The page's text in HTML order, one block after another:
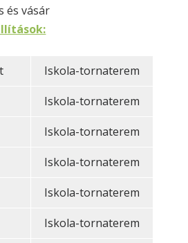
és vásár
Iskola-tornaterem
Iskola-tornaterem
Iskola-tornaterem
Iskola-tornaterem
Iskola-tornaterem
Iskola-tornaterem